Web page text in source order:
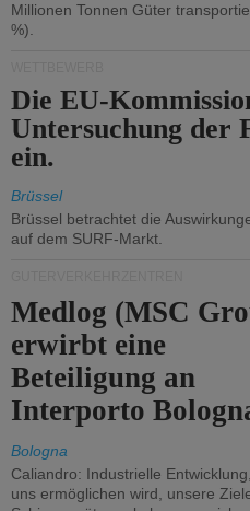
Millionen Tonnen Güter
%).
Die EU-
Untersuchung der
ein.
Brüssel
Brüssel betrachtet die
auf dem SURF-Markt.
Medlog (MSC
erwirbt eine
Beteiligung an
Interporto
Bologna
Caliandro: Industrielle
uns ermöglichen wird, unsere